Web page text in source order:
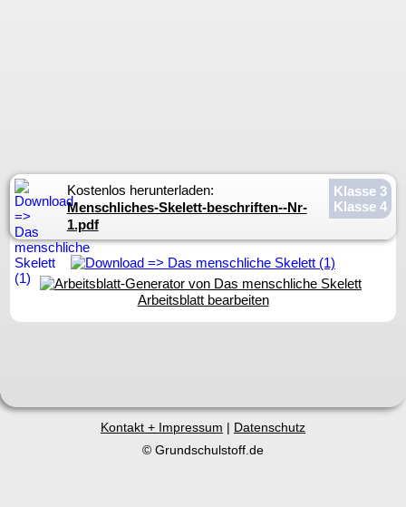
Klasse 3
Klasse 4
Kostenlos herunterladen:
Menschliches-Skelett-beschriften--Nr-
1.pdf
Arbeitsblatt bearbeiten
Kontakt + Impressum
Datenschutz
© Grundschulstoff.de